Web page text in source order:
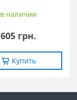
в наличии
605 грн.
Купить